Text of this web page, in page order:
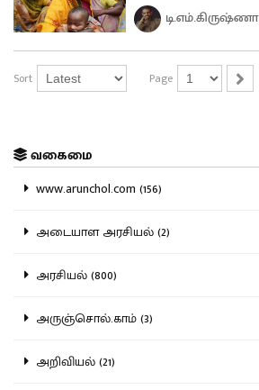
டி.எம்.கிருஷ்ணா
Sort Page
வகைமை
www.arunchol.com (156)
அடையாள அரசியல் (2)
அரசியல் (800)
அருஞ்சொல்.காம் (3)
அறிவியல் (21)